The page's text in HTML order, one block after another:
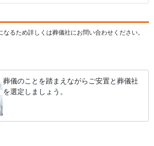
るため詳しくは葬儀社にお問い合わせください。
葬儀のことを踏まえながらご安置と葬儀社
を選定しましょう。